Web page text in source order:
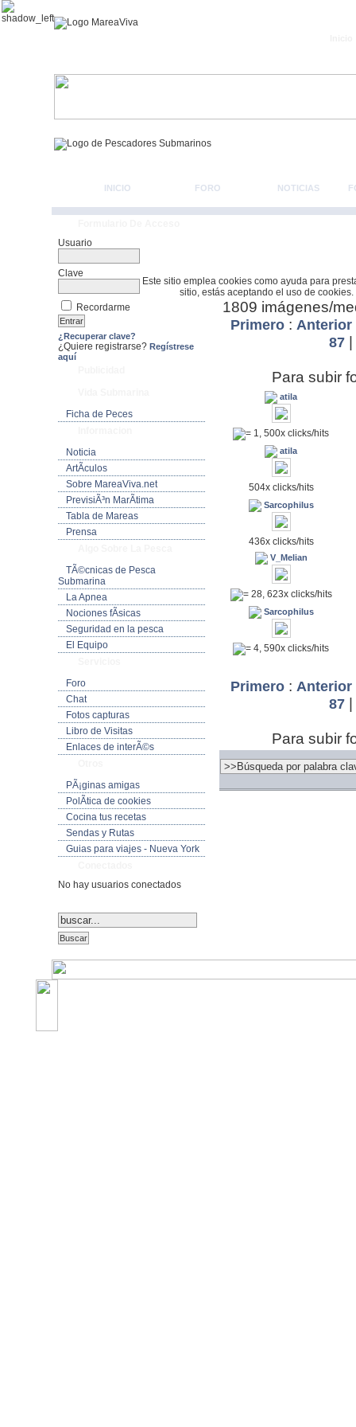
Este sitio emplea cookies como ayuda para
sitio, estás aceptando el uso de cookies.
INICIO FORO NOTICIAS
Usuario
Clave
Recordarme
¿Recuperar clave?
¿Quiere registrarse? Regístrese
aquí
Ficha de Peces
Noticia
ArtÃ­culos
Sobre MareaViva.net
PrevisiÃ³n MarÃ­tima
Tabla de Mareas
Prensa
TÃ©cnicas de Pesca
Submarina
La Apnea
Nociones fÃ­sicas
Seguridad en la pesca
El Equipo
Foro
Chat
Fotos capturas
Libro de Visitas
Enlaces de interÃ©s
PÃ¡ginas amigas
PolÃ­tica de cookies
Cocina tus recetas
Sendas y Rutas
Guias para viajes - Nueva York
No hay usuarios conectados
1809 imágenes/
Primero :
87
Para subir
atila
= 1, 500x clicks/hits
atila
504x clicks/hits
Sarcophilus
436x clicks/hits
V_Melian
= 28, 623x clicks/hits
Sarcophilus
= 4, 590x clicks/hits
Primero :
87
Para subir